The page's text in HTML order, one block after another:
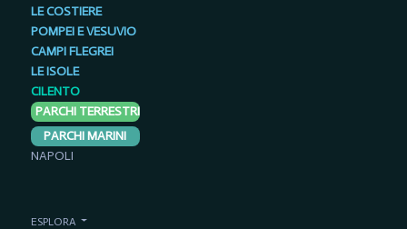
LE COSTIERE
POMPEI E VESUVIO
CAMPI FLEGREI
LE ISOLE
CILENTO
PARCHI TERRESTRI
PARCHI MARINI
NAPOLI
ESPLORA